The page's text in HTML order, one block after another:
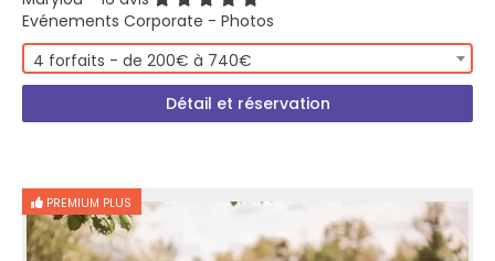
Evénements Corporate - Photos
4 forfaits - de 200€ à 740€
Détail et réservation
PREMIUM PLUS